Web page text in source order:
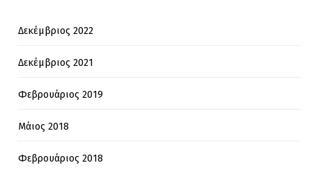
Δεκέμβριος 2022
Δεκέμβριος 2021
Φεβρουάριος 2019
Μάιος 2018
Φεβρουάριος 2018